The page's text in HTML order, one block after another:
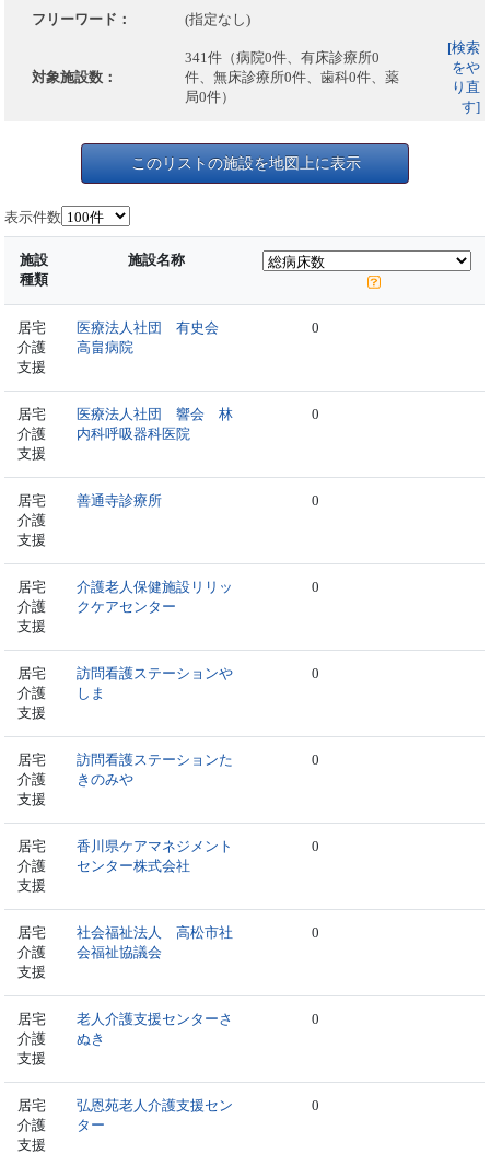
フリーワード： (指定なし)
対象施設数：
341件（病院0件、有床診療所0
件、無床診療所0件、歯科0件、薬
局0件）
[検索
をや
り直
す]
このリストの施設を地図上に表示
表示件数
施設
種類
施設名称
居宅
介護
支援
医療法人社団 有史会
高畠病院
0
居宅
介護
支援
医療法人社団 響会 林
内科呼吸器科医院
0
居宅
介護
支援
善通寺診療所 0
居宅
介護
支援
介護老人保健施設リリッ
クケアセンター
0
居宅
介護
支援
訪問看護ステーションや
しま
0
居宅
介護
支援
訪問看護ステーションた
きのみや
0
居宅
介護
支援
香川県ケアマネジメント
センター株式会社
0
居宅
介護
支援
社会福祉法人 高松市社
会福祉協議会
0
居宅
介護
支援
老人介護支援センターさ
ぬき
0
居宅
介護
支援
弘恩苑老人介護支援セン
ター
0